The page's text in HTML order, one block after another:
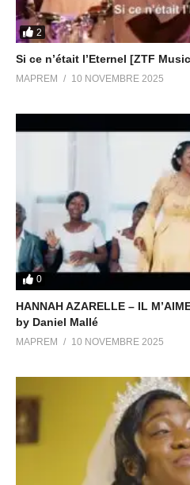
2
Si ce n’était l’Eternel [ZTF
MAPREM 10 NOVEMBRE 2025
0
HANNAH AZARELLE – IL
by Daniel Mallé
MAPREM 10 NOVEMBRE 2025